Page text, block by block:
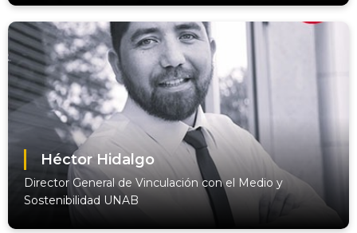
Héctor Hidalgo
Director General de Vinculación con el Medio y
Sostenibilidad UNAB